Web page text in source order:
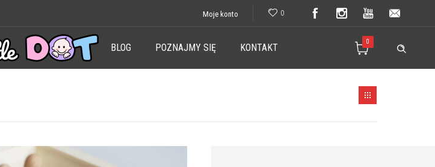
0
Moje konto
0
BLOG POZNAJMY SIĘ KONTAKT